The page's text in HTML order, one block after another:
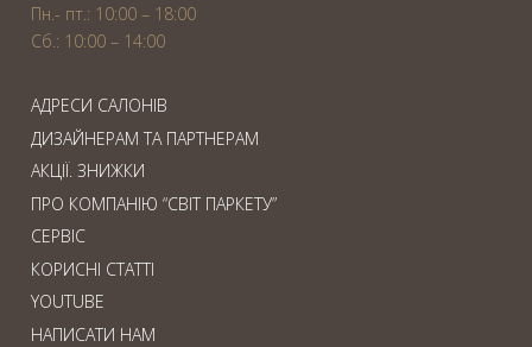
Пн.- пт.: 10:00 – 18:00
Сб.: 10:00 – 14:00
АДРЕСИ САЛОНІВ
ДИЗАЙНЕРАМ ТА ПАРТНЕРАМ
АКЦІЇ. ЗНИЖКИ
ПРО КОМПАНІЮ “СВІТ ПАРКЕТУ”
СЕРВІС
КОРИСНІ СТАТТІ
YOUTUBE
НАПИСАТИ НАМ